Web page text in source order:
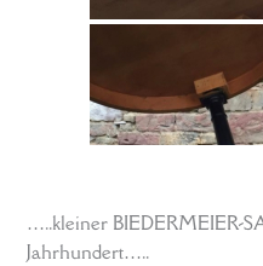
…..kleiner BIEDERMEIER-
Jahrhundert…..